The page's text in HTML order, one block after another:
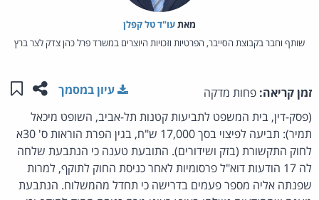
מאת‏עו"ד טל קפלן
שותף וחבר בקבוצת הסייבר, הפרטיות וזכויות היוצרים במשרד פרל כהן צדק לצר ברץ
זמן קריאה: פחות מדקה שתפו
עיון במסמך
(פסק-דין, בית המשפט לתביעות קטנות תל-אביב, השופט מיכאל
תמיר): תביעה לפיצוי בסך 17,000 ש"ח, בגין הפרת הוראות ס' 30א
לחוק התקשורת (בזק ושידורים). התובעת טענה כי הנתבעת שלחה
לה 17 הודעות דוא"ל פרסומיות לאחר כניסת החוק לתוקף, למרות
שפנתה אליה מספר פעמים בדרישה כי תחדל מהמשלוח. הנתבעת